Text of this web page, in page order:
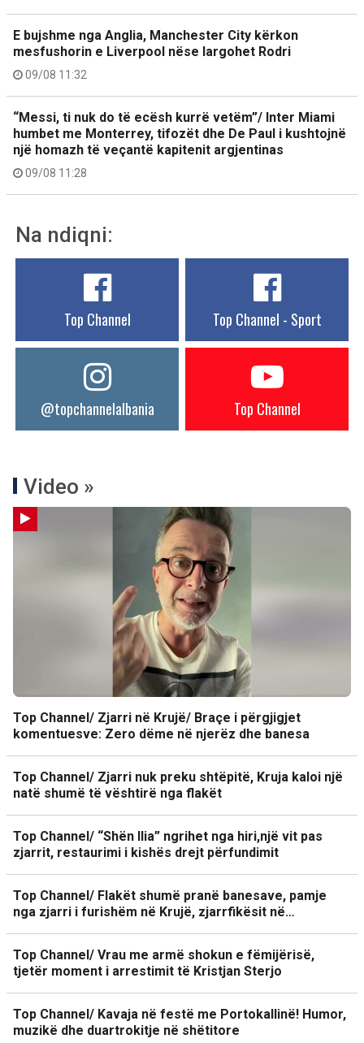
E bujshme nga Anglia, Manchester City kërkon
mesfushorin e Liverpool nëse largohet Rodri
09/08 11:32
“Messi, ti nuk do të ecësh kurrë vetëm”/ Inter Miami
humbet me Monterrey, tifozët dhe De Paul i kushtojnë
një homazh të veçantë kapitenit argjentinas
09/08 11:28
Na ndiqni:
Top Channel Top Channel - Sport
@topchannelalbania Top Channel
Video »
Top Channel/ Zjarri në Krujë/ Braçe i përgjigjet
komentuesve: Zero dëme në njerëz dhe banesa
Top Channel/ Zjarri nuk preku shtëpitë, Kruja kaloi një
natë shumë të vështirë nga flakët
Top Channel/ “Shën Ilia” ngrihet nga hiri,një vit pas
zjarrit, restaurimi i kishës drejt përfundimit
Top Channel/ Flakët shumë pranë banesave, pamje
nga zjarri i furishëm në Krujë, zjarrfikësit në…
Top Channel/ Vrau me armë shokun e fëmijërisë,
tjetër moment i arrestimit të Kristjan Sterjo
Top Channel/ Kavaja në festë me Portokallinë! Humor,
muzikë dhe duartrokitje në shëtitore